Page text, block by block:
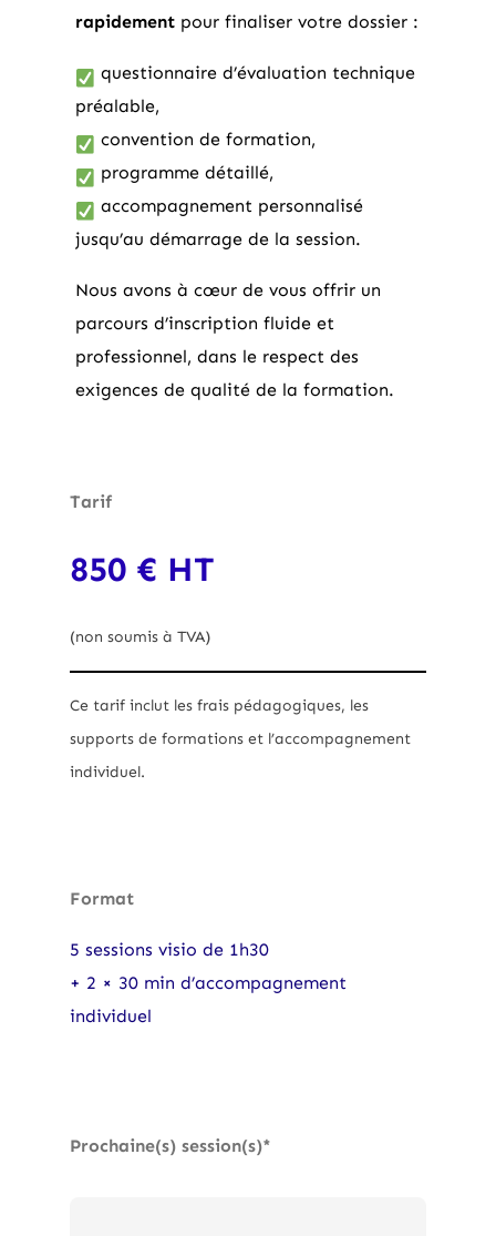
rapidement pour finaliser votre dossier :
questionnaire d’évaluation technique
préalable,
convention de formation,
programme détaillé,
accompagnement personnalisé
jusqu’au démarrage de la session.
Nous avons à cœur de vous offrir un
parcours d’inscription fluide et
professionnel, dans le respect des
exigences de qualité de la formation.
Tarif
850 € HT
(non soumis à TVA)
Ce tarif inclut les frais pédagogiques, les
supports de formations et l’accompagnement
individuel.
Format
5 sessions visio de 1h30
+ 2 × 30 min d’accompagnement
individuel
Prochaine(s) session(s)*